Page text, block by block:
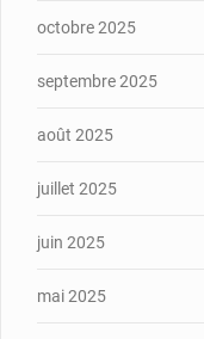
octobre 2025
septembre 2025
août 2025
juillet 2025
juin 2025
mai 2025